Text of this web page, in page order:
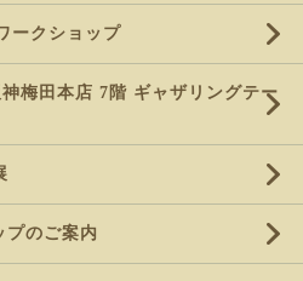
ークショップ
梅田本店 7階 ギャザリングテー
のご案内